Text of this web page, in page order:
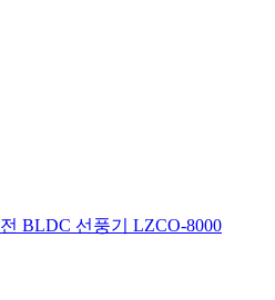
BLDC 선풍기 LZCO-8000